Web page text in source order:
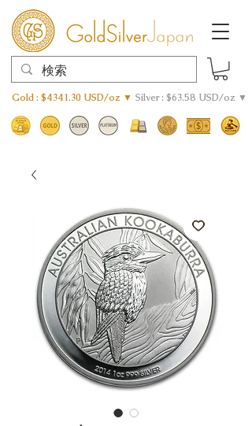
Gold : $4341.30 USD/oz ▼ Silver : $63.58 USD/oz ▼